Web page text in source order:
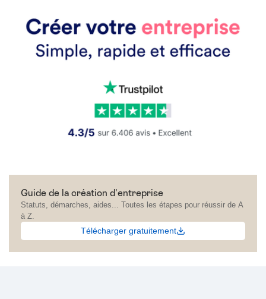
Guide de la création d'entreprise
Statuts, démarches, aides... Toutes les étapes pour réussir de A
à Z.
Télécharger gratuitement